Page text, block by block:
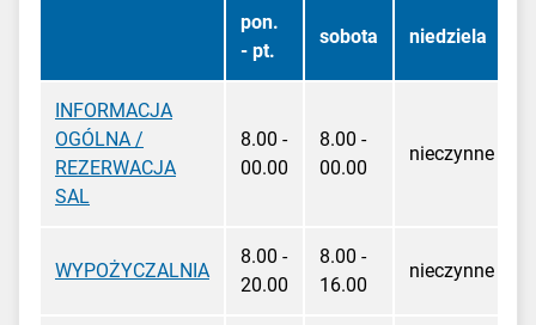
pon.
- pt.
sobota niedziela
INFORMACJA
OGÓLNA /
REZERWACJA
SAL
8.00 -
00.00
8.00 -
00.00
nieczynne
WYPOŻYCZALNIA
8.00 -
20.00
8.00 -
16.00
nieczynne